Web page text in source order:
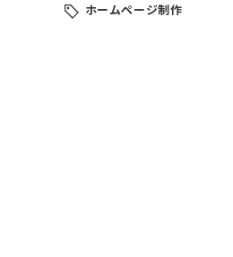
ホームページ制作